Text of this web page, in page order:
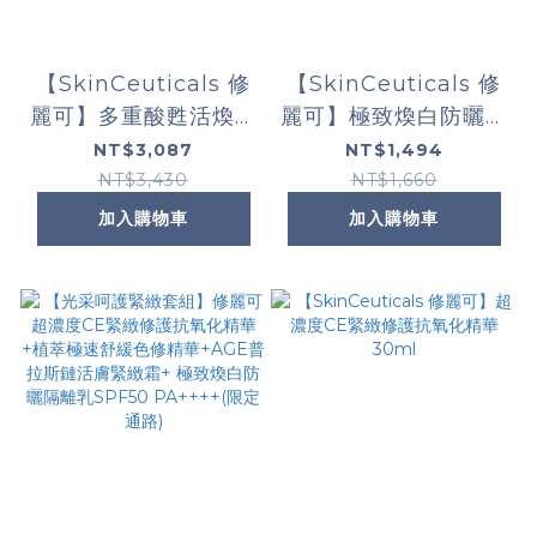
【SkinCeuticals 修
麗可】多重酸甦活煥膚
精華 30ml
NT$3,087
NT$3,430
加入購物車
【SkinCeuticals 修
麗可】極致煥白防曬隔
離乳SPF50 PA++++
40ml (限定通路)
NT$1,494
NT$1,660
加入購物車